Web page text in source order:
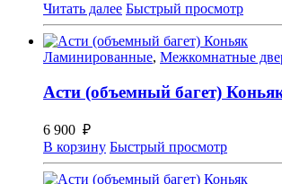
Читать далее Быстрый просмотр
Ламинированные, Межкомнатные
Асти (объемный багет)
6 900 ₽
В корзину Быстрый просмотр